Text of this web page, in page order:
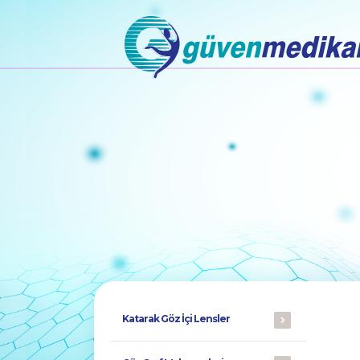
Katarak Göz İçi Lensler